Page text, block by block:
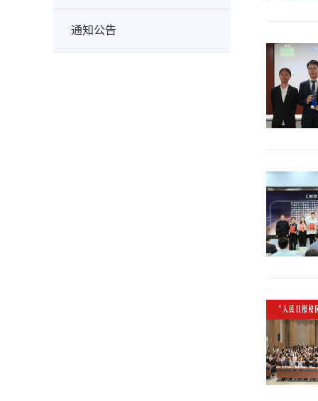
通知公告